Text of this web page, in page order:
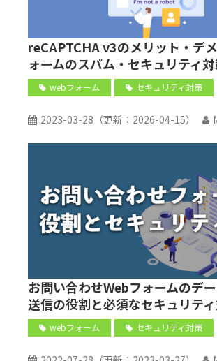
reCAPTCHA v3のメリット・デ
ォームのスパム・セキュリティ
webフォーム セキュリティ対策
2023-03-28 （更新： 2026-04-15）
お問い合わせWebフォームのデ
送信の役割と必須なセキュリテ
webフォーム セキュリティ対策